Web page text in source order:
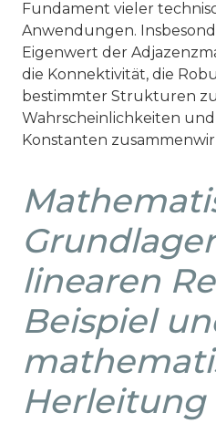
Fundament vieler
Anwendungen.
Eigenwert der
die Konnektivität, die
bestimmter Strukturen
Wahrscheinlichkeiten
Konstanten
linearen
Beispiel
Herleitung